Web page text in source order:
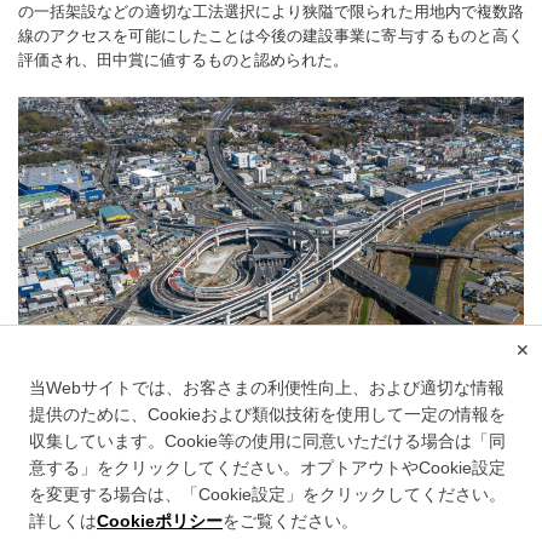
の一括架設などの適切な工法選択により狭隘で限られた用地内で複数路
線のアクセスを可能にしたことは今後の建設事業に寄与するものと高く
評価され、田中賞に値するものと認められた。
このサイトについて
当Webサイトでは、お客さまの利便性向上、および適切な情報
提供のために、Cookieおよび類似技術を使用して一定の情報を
収集しています。Cookie等の使用に同意いただける場合は「同
意する」をクリックしてください。オプトアウトやCookie設定
を変更する場合は、「Cookie設定」をクリックしてください。
詳しくはCookieポリシーをご覧ください。
✕